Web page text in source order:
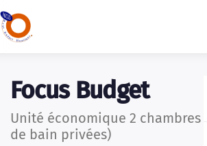
Focus Budget
Unité économique 2 chambres
de bain privées)